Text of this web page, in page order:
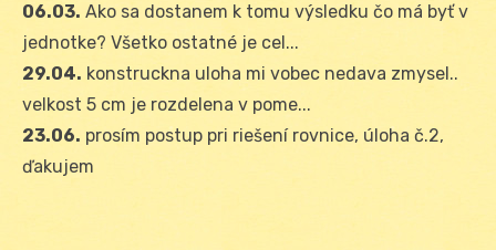
06.03. Ako sa dostanem k tomu výsledku čo má byť v
jednotke? Všetko ostatné je cel...
29.04. konstruckna uloha mi vobec nedava zmysel..
velkost 5 cm je rozdelena v pome...
23.06. prosím postup pri riešení rovnice, úloha č.2,
ďakujem